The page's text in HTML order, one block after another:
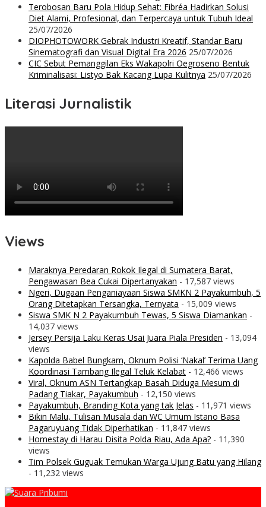
Terobosan Baru Pola Hidup Sehat: Fibréa Hadirkan Solusi
Diet Alami, Profesional, dan Terpercaya untuk Tubuh Ideal
25/07/2026
DIOPHOTOWORK Gebrak Industri Kreatif, Standar Baru
Sinematografi dan Visual Digital Era 2026 25/07/2026
CIC Sebut Pemanggilan Eks Wakapolri Oegroseno Bentuk
Kriminalisasi: Listyo Bak Kacang Lupa Kulitnya 25/07/2026
Literasi Jurnalistik
Views
Maraknya Peredaran Rokok Ilegal di Sumatera Barat,
Pengawasan Bea Cukai Dipertanyakan - 17,587 views
Ngeri, Dugaan Penganiayaan Siswa SMKN 2 Payakumbuh, 5
Orang Ditetapkan Tersangka, Ternyata - 15,009 views
Siswa SMK N 2 Payakumbuh Tewas, 5 Siswa Diamankan -
14,037 views
Jersey Persija Laku Keras Usai Juara Piala Presiden - 13,094
views
Kapolda Babel Bungkam, Oknum Polisi ‘Nakal’ Terima Uang
Koordinasi Tambang Ilegal Teluk Kelabat - 12,466 views
Viral, Oknum ASN Tertangkap Basah Diduga Mesum di
Padang Tiakar, Payakumbuh - 12,150 views
Payakumbuh, Branding Kota yang tak Jelas - 11,971 views
Bikin Malu, Tulisan Musala dan WC Umum Istano Basa
Pagaruyuang Tidak Diperhatikan - 11,847 views
Homestay di Harau Disita Polda Riau, Ada Apa? - 11,390
views
Tim Polsek Guguak Temukan Warga Ujung Batu yang Hilang
- 11,232 views